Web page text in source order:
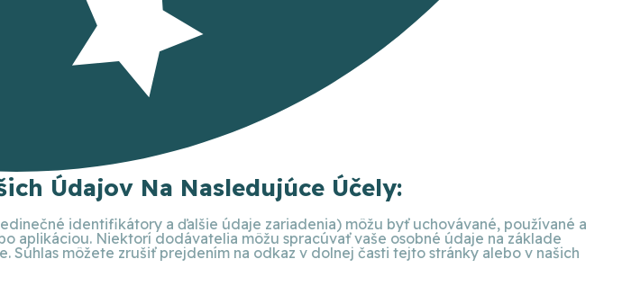
Údajov Na Nasledujúce Účely:
identifikátory a ďalšie údaje zariadenia) môžu byť uchovávané, používané a
aplikáciou. Niektorí dodávatelia môžu spracúvať vaše osobné údaje na základe
môžete zrušiť prejdením na odkaz v dolnej časti tejto stránky alebo v našich